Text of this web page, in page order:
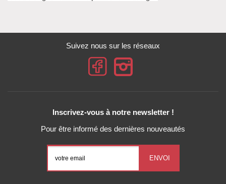
Suivez nous sur les réseaux
Inscrivez-vous à notre newsletter !
Pour être informé des dernières nouveautés